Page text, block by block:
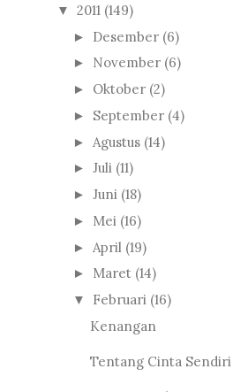
▼ 2011 (149)
► Desember (6)
► November (6)
► Oktober (2)
► September (4)
► Agustus (14)
► Juli (11)
► Juni (18)
► Mei (16)
► April (19)
► Maret (14)
▼ Februari (16)
Kenangan
Tentang Cinta Sendiri